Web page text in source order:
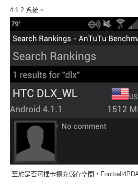
4.1.2 系統。
至於是否可插卡擴充儲存空間，